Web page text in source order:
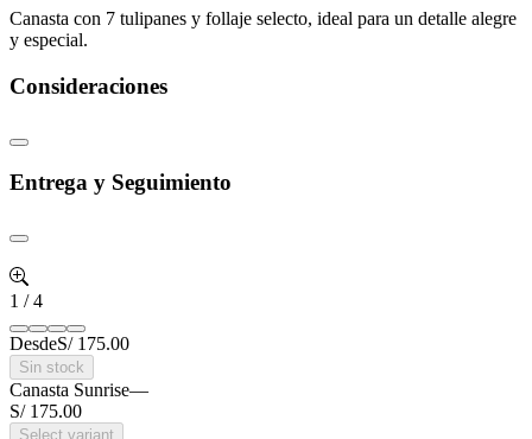
Canasta con 7 tulipanes y follaje selecto, ideal para un detalle alegre
y especial.
Consideraciones
Entrega y Seguimiento
1 /4
DesdeS/ 175.00
Sin stock
Canasta Sunrise—
S/ 175.00
Select variant